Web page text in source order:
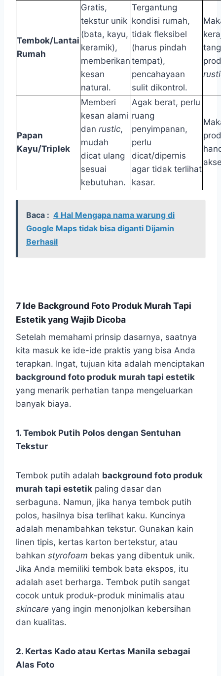
Tembok/Lantai
Rumah
Gratis,
tekstur unik
(bata, kayu,
keramik),
memberikan
kesan
natural.
Tergantung
kondisi rumah,
tidak fleksibel
(harus pindah
tempat),
pencahayaan
sulit dikontrol.
Papan
Kayu/Triplek
Memberi
kesan alami
dan rustic,
mudah
dicat ulang
sesuai
kebutuhan.
Agak berat, perlu
ruang
penyimpanan,
perlu
dicat/dipernis
agar tidak terlihat
kasar.
Baca : 4 Hal Mengapa nama warung di
Google Maps tidak bisa diganti Dijamin
Berhasil
7 Ide Background Foto Produk Murah Tapi
Estetik yang Wajib Dicoba
Setelah memahami prinsip dasarnya, saatnya
kita masuk ke ide-ide praktis yang bisa Anda
terapkan. Ingat, tujuan kita adalah menciptakan
background foto produk murah tapi estetik
yang menarik perhatian tanpa mengeluarkan
banyak biaya.
1. Tembok Putih Polos dengan Sentuhan
Tekstur
Tembok putih adalah background foto produk
murah tapi estetik paling dasar dan
serbaguna. Namun, jika hanya tembok putih
polos, hasilnya bisa terlihat kaku. Kuncinya
adalah menambahkan tekstur. Gunakan kain
linen tipis, kertas karton bertekstur, atau
bahkan styrofoam bekas yang dibentuk unik.
Jika Anda memiliki tembok bata ekspos, itu
adalah aset berharga. Tembok putih sangat
cocok untuk produk-produk minimalis atau
skincare yang ingin menonjolkan kebersihan
dan kualitas.
2. Kertas Kado atau Kertas Manila sebagai
Alas Foto